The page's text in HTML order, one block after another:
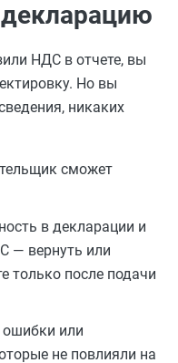
НДС в отчете, вы
Но вы
никаких
сможет
в декларации и
— вернуть или
только после подачи
ошибки или
не повлияли на